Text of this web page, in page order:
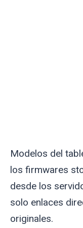
Modelos del
los firmwares
desde los
solo enlaces
originales.